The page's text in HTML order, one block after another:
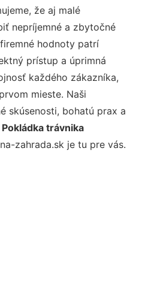
že aj malé
nepríjemné a zbytočné
hodnoty patrí
prístup a úprimná
každého zákazníka,
mieste. Naši
skúsenosti, bohatú prax a
Pokládka trávnika
zahrada.sk je tu pre vás.